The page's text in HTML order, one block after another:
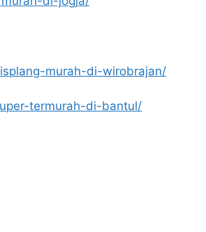
murah-di-wirobrajan/
termurah-di-bantul/